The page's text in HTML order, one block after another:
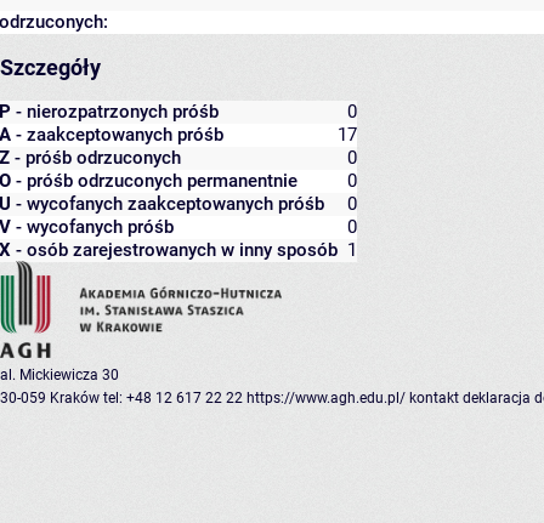
odrzuconych:
Szczegóły
P - nierozpatrzonych próśb
0
A - zaakceptowanych próśb
17
Z - próśb odrzuconych
0
O - próśb odrzuconych permanentnie
0
U - wycofanych zaakceptowanych próśb
0
V - wycofanych próśb
0
X - osób zarejestrowanych w inny sposób 1
al. Mickiewicza 30
30-059 Kraków tel: +48 12 617 22 22 https://www.agh.edu.pl/ kontakt deklaracja